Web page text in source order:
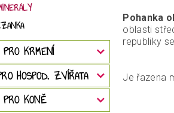
PRO KRMENÍ
HOSPOD. ZVÍŘATA
PRO KONĚ
Pohanka
oblasti
republiky
Je řazena